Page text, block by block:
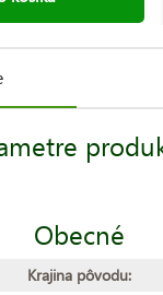
Obecné
Krajina pôvodu: